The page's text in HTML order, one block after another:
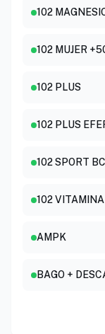
102
102 MUJER
102 PLUS
102 PLUS
102 SPORT
102 VITAMINA
AMPK
BAGO +